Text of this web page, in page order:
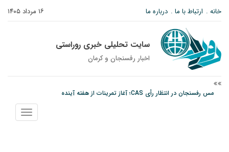
۱۶ مرداد ۱۴۰۵ خانه ارتباط با ما درباره ما
سایت تحلیلی خبری روراستی
اخبار رفسنجان و كرمان
مس رفسنجان در انتظار رأی CAS؛ آغاز تمرینات از هفته آینده
پیام رئیس کل دادگستری استان کرمان به مناسبت ۱۷ مردادماه سالروز شهادت شهید
نمایش
منو